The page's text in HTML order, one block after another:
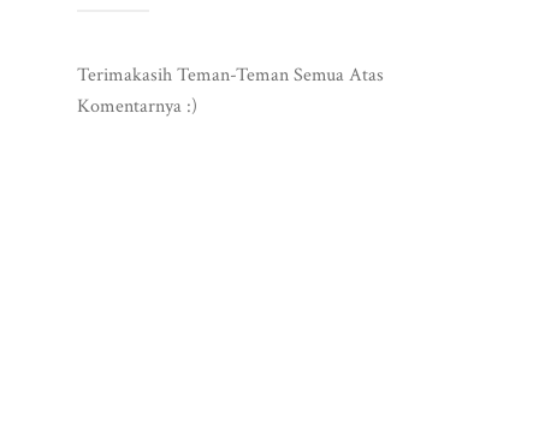
Terimakasih Teman-Teman Semua Atas
Komentarnya :)